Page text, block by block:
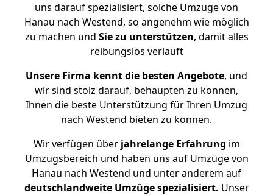
uns darauf spezialisiert, solche Umzüge von
Hanau nach Westend, so angenehm wie möglich
zu machen und Sie zu unterstützen, damit alles
reibungslos verläuft
Unsere Firma kennt die besten Angebote, und
wir sind stolz darauf, behaupten zu können,
Ihnen die beste Unterstützung für Ihren Umzug
nach Westend bieten zu können.
Wir verfügen überjahrelange Erfahrung im
Umzugsbereich und haben uns auf Umzüge von
Hanau nach Westend und unter anderem auf
deutschlandweite Umzüge spezialisiert. Unser